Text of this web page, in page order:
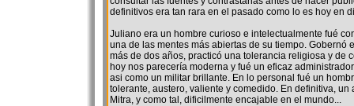
definitivos era tan rara en el pasado como lo es hoy en
Juliano era un hombre curioso e intelectualmente fué
una de las mentes más abiertas de su tiempo. Gobernó
más de dos años, practicó una tolerancia religiosa y de
hoy nos parecería moderna y fué un eficaz
asi como un militar brillante. En lo personal fué un
tolerante, austero, valiente y comedido. En definitiva, un
Mitra, y como tal, dificilmente encajable en el mundo...